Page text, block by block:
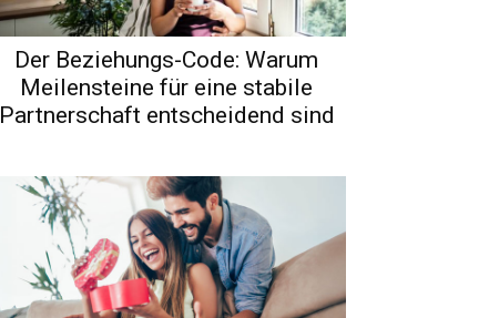
Der Beziehungs-Code: Warum
Meilensteine für eine stabile
Partnerschaft entscheidend sind